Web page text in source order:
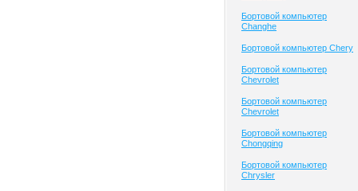
Бортовой компьютер
Changhe
Бортовой компьютер Chery
Бортовой компьютер
Chevrolet
Бортовой компьютер
Chevrolet
Бортовой компьютер
Chongqing
Бортовой компьютер
Chrysler